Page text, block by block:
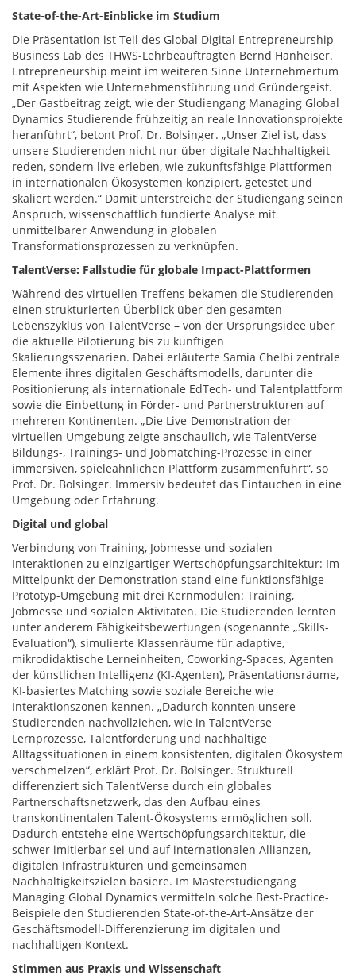
State-of-the-Art-Einblicke im Studium
Die Präsentation ist Teil des Global Digital Entrepreneurship
Business Lab des THWS-Lehrbeauftragten Bernd Hanheiser.
Entrepreneurship meint im weiteren Sinne Unternehmertum
mit Aspekten wie Unternehmensführung und Gründergeist.
„Der Gastbeitrag zeigt, wie der Studiengang Managing Global
Dynamics Studierende frühzeitig an reale Innovationsprojekte
heranführt“, betont Prof. Dr. Bolsinger. „Unser Ziel ist, dass
unsere Studierenden nicht nur über digitale Nachhaltigkeit
reden, sondern live erleben, wie zukunftsfähige Plattformen
in internationalen Ökosystemen konzipiert, getestet und
skaliert werden.“ Damit unterstreiche der Studiengang seinen
Anspruch, wissenschaftlich fundierte Analyse mit
unmittelbarer Anwendung in globalen
Transformationsprozessen zu verknüpfen.
TalentVerse: Fallstudie für globale Impact-Plattformen
Während des virtuellen Treffens bekamen die Studierenden
einen strukturierten Überblick über den gesamten
Lebenszyklus von TalentVerse – von der Ursprungsidee über
die aktuelle Pilotierung bis zu künftigen
Skalierungsszenarien. Dabei erläuterte Samia Chelbi zentrale
Elemente ihres digitalen Geschäftsmodells, darunter die
Positionierung als internationale EdTech- und Talentplattform
sowie die Einbettung in Förder- und Partnerstrukturen auf
mehreren Kontinenten. „Die Live-Demonstration der
virtuellen Umgebung zeigte anschaulich, wie TalentVerse
Bildungs-, Trainings- und Jobmatching-Prozesse in einer
immersiven, spieleähnlichen Plattform zusammenführt“, so
Prof. Dr. Bolsinger. Immersiv bedeutet das Eintauchen in eine
Umgebung oder Erfahrung.
Digital und global
Verbindung von Training, Jobmesse und sozialen
Interaktionen zu einzigartiger Wertschöpfungsarchitektur: Im
Mittelpunkt der Demonstration stand eine funktionsfähige
Prototyp-Umgebung mit drei Kernmodulen: Training,
Jobmesse und sozialen Aktivitäten. Die Studierenden lernten
unter anderem Fähigkeitsbewertungen (sogenannte „Skills-
Evaluation“), simulierte Klassenräume für adaptive,
mikrodidaktische Lerneinheiten, Coworking-Spaces, Agenten
der künstlichen Intelligenz (KI-Agenten), Präsentationsräume,
KI-basiertes Matching sowie soziale Bereiche wie
Interaktionszonen kennen. „Dadurch konnten unsere
Studierenden nachvollziehen, wie in TalentVerse
Lernprozesse, Talentförderung und nachhaltige
Alltagssituationen in einem konsistenten, digitalen Ökosystem
verschmelzen“, erklärt Prof. Dr. Bolsinger. Strukturell
differenziert sich TalentVerse durch ein globales
Partnerschaftsnetzwerk, das den Aufbau eines
transkontinentalen Talent-Ökosystems ermöglichen soll.
Dadurch entstehe eine Wertschöpfungsarchitektur, die
schwer imitierbar sei und auf internationalen Allianzen,
digitalen Infrastrukturen und gemeinsamen
Nachhaltigkeitszielen basiere.​​ Im Masterstudiengang
Managing Global Dynamics vermitteln solche Best-Practice-
Beispiele den Studierenden State-of-the-Art-Ansätze der
Geschäftsmodell-Differenzierung im digitalen und
nachhaltigen Kontext.
Stimmen aus Praxis und Wissenschaft